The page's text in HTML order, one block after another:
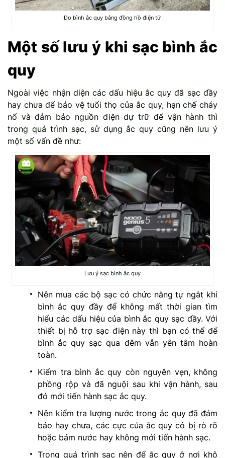
Đo bình ắc quy bằng đồng hồ điện tử
Một số lưu ý khi sạc bình ắc
quy
Ngoài việc nhận diện các dấu hiệu ắc quy đã sạc đầy
hay chưa để bảo vệ tuổi thọ của ắc quy, hạn chế cháy
nổ và đảm bảo nguồn điện dự trữ để vận hành thì
trong quá trình sạc, sử dụng ắc quy cũng nên lưu ý
một số vấn đề như:
Lưu ý sạc bình ắc quy
Nên mua các bộ sạc có chức năng tự ngắt khi
bình ắc quy đầy để không mất thời gian tìm
hiểu các dấu hiệu của bình ắc quy sạc đầy. Với
thiết bị hỗ trợ sạc điện này thì bạn có thể để
bình ắc quy sạc qua đêm vẫn yên tâm hoàn
toàn.
Kiểm tra bình ắc quy còn nguyên vẹn, không
phồng rộp và đã nguội sau khi vận hành, sau
đó mới tiến hành sạc ắc quy.
Nên kiểm tra lượng nước trong ắc quy đã đảm
bảo hay chưa, các cực của ắc quy có bị rò rõ
hoặc bám nước hay không mới tiến hành sạc.
Trong quá trình sạc nên để ắc quy ở nơi khô